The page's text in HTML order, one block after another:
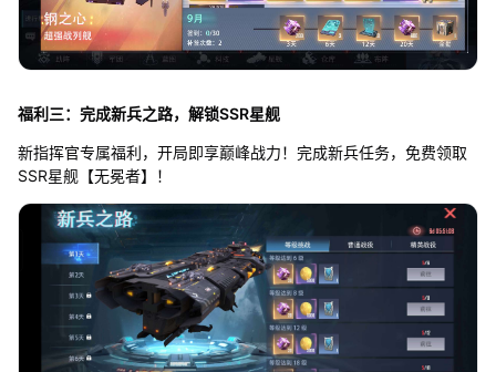
福利三：完成新兵之路，解锁SSR星舰
新指挥官专属福利，开局即享巅峰战力！完成新兵任务，免费领取
SSR星舰【无冕者】！